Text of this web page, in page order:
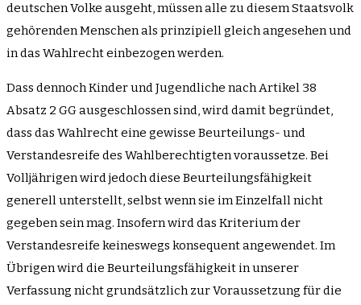
deutschen Volke ausgeht, müssen alle zu diesem Staatsvolk
gehörenden Menschen als prinzipiell gleich angesehen und
in das Wahlrecht einbezogen werden.
Dass dennoch Kinder und Jugendliche nach Artikel 38
Absatz 2 GG ausgeschlossen sind, wird damit begründet,
dass das Wahlrecht eine gewisse Beurteilungs- und
Verstandesreife des Wahlberechtigten voraussetze. Bei
Volljährigen wird jedoch diese Beurteilungsfähigkeit
generell unterstellt, selbst wenn sie im Einzelfall nicht
gegeben sein mag. Insofern wird das Kriterium der
Verstandesreife keineswegs konsequent angewendet. Im
Übrigen wird die Beurteilungsfähigkeit in unserer
Verfassung nicht grundsätzlich zur Voraussetzung für die